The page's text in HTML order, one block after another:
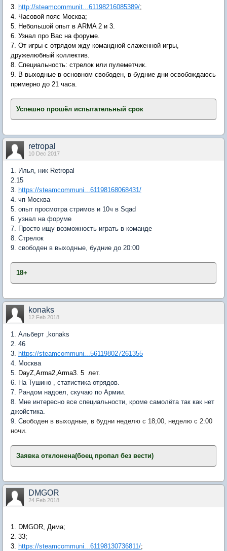
3. http://steamcommunit...61198216085389/;
4. Часовой пояс Москва;
5. Небольшой опыт в ARMA 2 и 3.
6. Узнал про Вас на форуме.
7. От игры с отрядом жду командной слаженной игры,
дружелюбный коллектив.
8. Специальность: стрелок или пулеметчик.
9. В выходные в основном свободен, в будние дни освобождаюсь
примерно до 21 часа.
Успешно прошёл испытательный срок
retropal
10 Dec 2017
1. Илья, ник Retropal
2.15
3. https://steamcommuni...61198168068431/
4. чп Москва
5. опыт просмотра стримов и 10ч в Sqad
6. узнал на форуме
7. Просто ищу возможность играть в команде
8. Стрелок
9. свободен в выходные, будние до 20:00
18+
konaks
12 Feb 2018
1. Альберт ,konaks
2. 46
3. https://steamcommuni...561198027261355
4. Москва
5. DayZ,Arma2,Arma3. 5 лет.
6. На Тушино , статистика отрядов.
7. Рандом надоел, скучаю по Армии.
8. Мне интересно все специальности, кроме самолёта так как нет
джойстика.
9. Свободен в выходные, в будни неделю с 18;00, неделю с 2:00
ночи.
Заявка отклонена(боец пропал без вести)
DMGOR
24 Feb 2018
1. DMGOR, Дима;
2. 33;
3. https://steamcommuni...61198130736811/;